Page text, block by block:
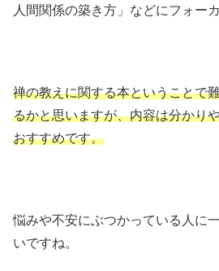
人間関係の築き方」などにフォー
禅の教えに関する本ということで
るかと思いますが、内容は分かり
おすすめです。
悩みや不安にぶつかっている人に
いですね。